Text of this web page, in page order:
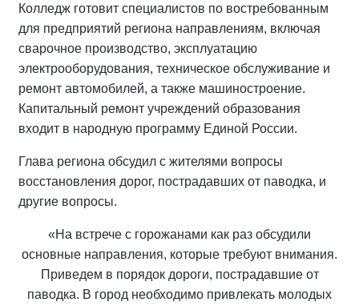
Колледж готовит специалистов по востребованным
для предприятий региона направлениям, включая
сварочное производство, эксплуатацию
электрооборудования, техническое обслуживание и
ремонт автомобилей, а также машиностроение.
Капитальный ремонт учреждений образования
входит в народную программу Единой России.
Глава региона обсудил с жителями вопросы
восстановления дорог, пострадавших от паводка, и
другие вопросы.
«На встрече с горожанами как раз обсудили
основные направления, которые требуют внимания.
Приведем в порядок дороги, пострадавшие от
паводка. В город необходимо привлекать молодых